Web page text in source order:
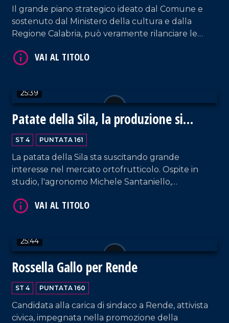
Il grande piano strategico ideato dal Comune e
sostenuto dal Ministero della cultura e dalla
Regione Calabria, può veramente rilanciare le
investimenti per riportare alla luce l'antica città
progetto, Antonio Senatore.
25:39
Patate della Sila, la produzione si
(r)innova
ST 4 PUNTATA 161
La patata della Sila sta suscitando grande
interesse nel mercato ortofrutticolo. Ospite in
studio, l'agronomo Michele Santaniello,
prospettive future di questo prodotto, dalla
25:44
Rossella Gallo per Rende
ST 4 PUNTATA 160
Candidata alla carica di sindaco a Rende, attivista
civica, impegnata nella promozione della
VAI AL TITOLO
VAI AL TITOLO